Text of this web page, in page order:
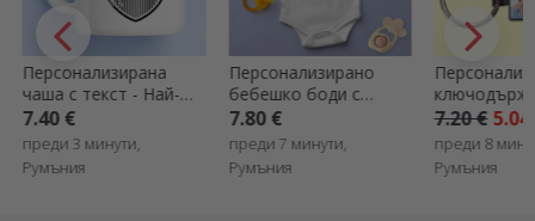
Персонализирана
чаша с текст - Най-
страхотният баща
7.40 €
преди 3 минути,
Румъния
Персонализирано
бебешко боди с
вашата портретна
графика
7.80 €
преди 7 минути,
Румъния
снимки
7.20 €5.04
преди 8
Румъния